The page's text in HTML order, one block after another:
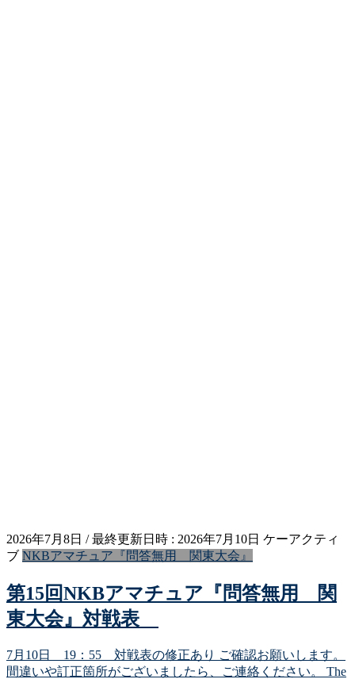
2026年7月8日 / 最終更新日時 : 2026年7月10日 ケーアクティ
ブ NKBアマチュア『問答無用 関東大会』
第15回NKBアマチュア『問答無用 関
東大会』対戦表
7月10日 19：55 対戦表の修正あり ご確認お願いします。
間違いや訂正箇所がございましたら、ご連絡ください。 The